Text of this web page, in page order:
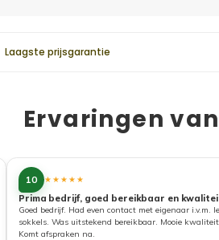
Laagste prijsgarantie
Ervaringen
10 ★★★★★
Prima bedrijf, goed bereikbaar en
Goed bedrijf. Had even contact met eigenaar i.v.m.
sokkels. Was uitstekend bereikbaar. Mooie
Komt afspraken na.